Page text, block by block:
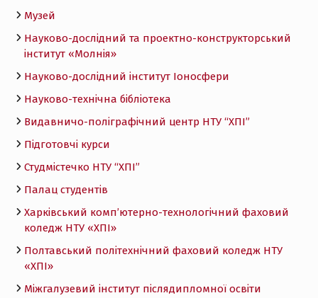
Музей
Науково-дослідний та проектно-конструкторський
інститут «Молнія»
Науково-дослідний інститут Іоносфери
Науково-технічна бібліотека
Видавничо-поліграфічний центр НТУ “ХПІ”
Підготовчі курси
Студмістечко НТУ “ХПІ”
Палац студентів
Харківський комп’ютерно-технологічний фаховий
коледж НТУ «ХПI»
Полтавський політехнічний фаховий коледж НТУ
«ХПI»
Міжгалузевий інститут післядипломної освіти